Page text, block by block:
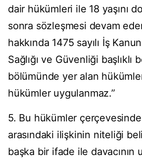
dair hükümleri ile 18 yaşını
sonra sözleşmesi devam
hakkında 1475 sayılı İş
Sağlığı ve Güvenliği başlıklı
bölümünde yer alan
hükümler uygulanmaz.”
5. Bu hükümler
arasındaki ilişkinin niteliği
başka bir ifade ile davacının